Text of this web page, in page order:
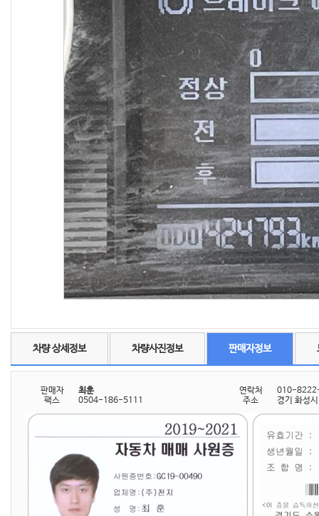
차량 상세정보 차량사진정보 판매자정보
판매자 최훈 연락처
010-
팩스
0504-186-5111 주소 경기 화성